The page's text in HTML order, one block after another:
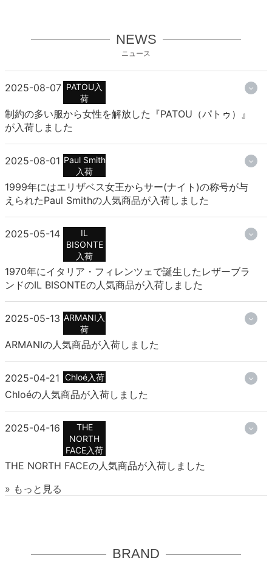
NEWS
ニュース
2025-08-07 PATOU入
荷
制約の多い服から女性を解放した『PATOU（パトゥ）』
が入荷しました
2025-08-01 Paul Smith
入荷
1999年にはエリザベス女王からサー(ナイト)の称号が与
えられたPaul Smithの人気商品が入荷しました
2025-05-14
IL
BISONTE
入荷
1970年にイタリア・フィレンツェで誕生したレザーブラ
ンドのIL BISONTEの人気商品が入荷しました
2025-05-13 ARMANI入
荷
ARMANIの人気商品が入荷しました
2025-04-21 Chloé入荷
Chloéの人気商品が入荷しました
2025-04-16
THE
NORTH
FACE入荷
THE NORTH FACEの人気商品が入荷しました
» もっと見る
BRAND